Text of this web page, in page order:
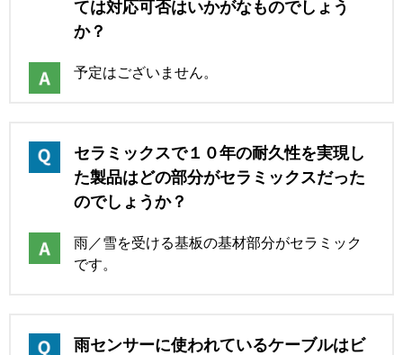
ては対応可否はいかがなものでしょう
か？
予定はございません。
セラミックスで１０年の耐久性を実現し
た製品はどの部分がセラミックスだった
のでしょうか？
雨／雪を受ける基板の基材部分がセラミック
です。
雨センサーに使われているケーブルはビ